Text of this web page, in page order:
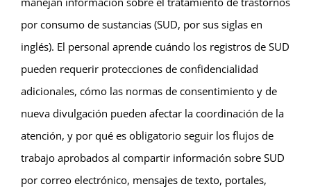
por consumo de sustancias (SUD, por sus siglas en
inglés). El personal aprende cuándo los registros de SUD
pueden requerir protecciones de confidencialidad
adicionales, cómo las normas de consentimiento y de
nueva divulgación pueden afectar la coordinación de la
atención, y por qué es obligatorio seguir los flujos de
trabajo aprobados al compartir información sobre SUD
por correo electrónico, mensajes de texto, portales,